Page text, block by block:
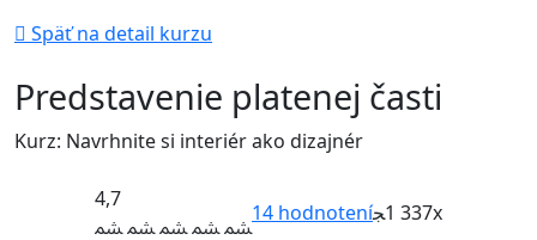
Späť na detail kurzu
Predstavenie platenej časti
Kurz: Navrhnite si interiér ako dizajnér
4,7
14 hodnotení 1 337x